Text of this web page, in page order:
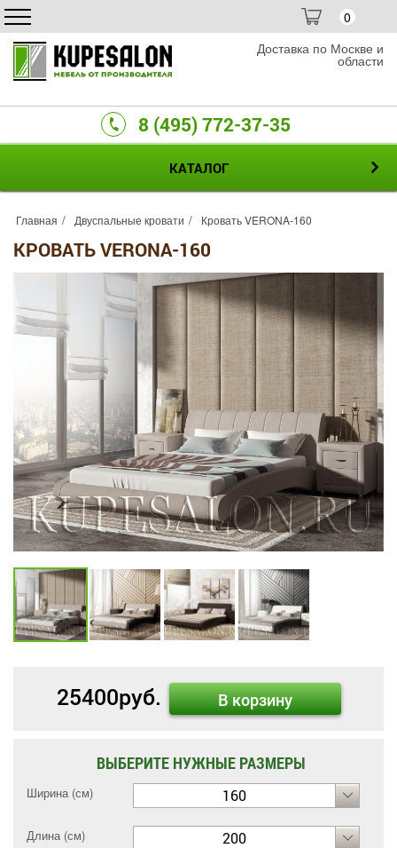
0
Доставка по Москве и
области
8 (495) 772-37-35
КАТАЛОГ
Главная Двуспальные кровати Кровать VERONA-160
КРОВАТЬ VERONA-160
25400руб. В корзину
ВЫБЕРИТЕ НУЖНЫЕ РАЗМЕРЫ
Ширина (см) 160
Длина (см) 200